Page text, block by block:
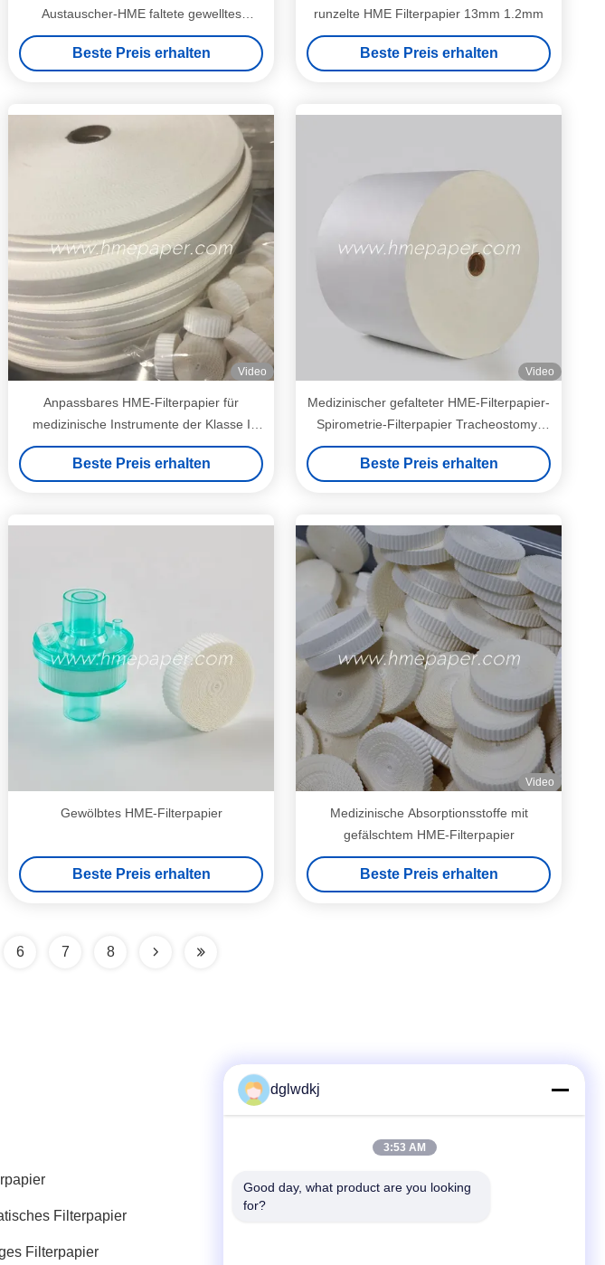
Austauscher-HME faltete gewelltes
Papierholzschliff
Beste Preis erhalten
runzelte HME Filterpapier 13mm 1.2mm
Beste Preis erhalten
Video
Anpassbares HME-Filterpapier für
medizinische Instrumente der Klasse I
Weißpapier mit 99,999% Filtereffekt
Beste Preis erhalten
Video
Medizinischer gefalteter HME-Filterpapier-
Spirometrie-Filterpapier Tracheostomy-
Patient
Beste Preis erhalten
Gewölbtes HME-Filterpapier
Beste Preis erhalten
Video
Medizinische Absorptionsstoffe mit
gefälschtem HME-Filterpapier
Beste Preis erhalten
6 7 8
Filterpapier
Filterpapier
Schnelle Kontaktaufnahme
Tel
dglwdkj
3:53 AM
Good day, what product are you looking
for?